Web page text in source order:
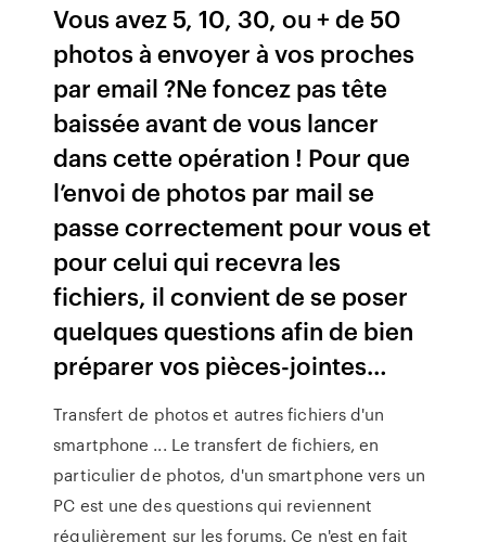
Vous avez 5, 10, 30, ou + de 50
photos à envoyer à vos proches
par email ?Ne foncez pas tête
baissée avant de vous lancer
dans cette opération ! Pour que
l’envoi de photos par mail se
passe correctement pour vous et
pour celui qui recevra les
fichiers, il convient de se poser
quelques questions afin de bien
préparer vos pièces-jointes…
Transfert de photos et autres fichiers d'un
smartphone ... Le transfert de fichiers, en
particulier de photos, d'un smartphone vers un
PC est une des questions qui reviennent
régulièrement sur les forums. Ce n'est en fait